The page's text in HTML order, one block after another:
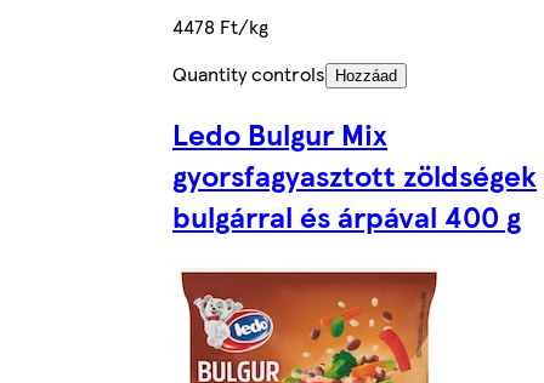
4478 Ft/kg
Quantity controls
Hozzáad
Ledo Bulgur Mix
gyorsfagyasztott zöldségek
bulgárral és árpával 400 g